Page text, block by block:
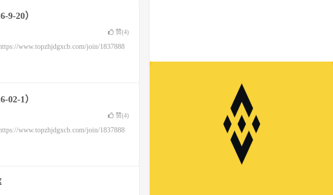
9-20）
赞(4)
www.topzhjdgxcb.com/join/1837888
02-1）
赞(4)
www.topzhjdgxcb.com/join/1837888